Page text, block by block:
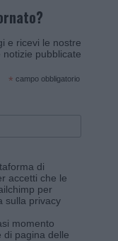
e ricevi le nostre
pubblicate
* campo obbligatorio
di
accetti che le
per
sulla privacy
momento
di pagina delle